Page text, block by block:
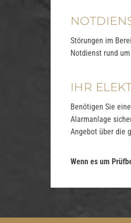
Störungen im
Notdienst rund
IHR
Benötigen Sie
Alarmanlage
Angebot über die
Wenn es um